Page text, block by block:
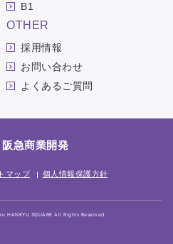
B1
OTHER
採用情報
お問い合わせ
よくあるご質問
阪急商業開発
マップ 個人情報保護方針
HANKYU SQUARE All Rights Reserved.